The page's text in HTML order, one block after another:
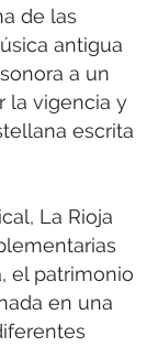
de las
antigua
a un
la vigencia y
escrita
La Rioja
el patrimonio
en una